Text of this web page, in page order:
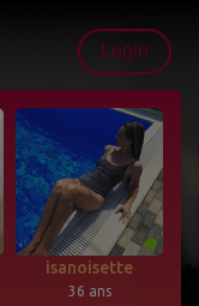
Login
isanoisette
36 ans